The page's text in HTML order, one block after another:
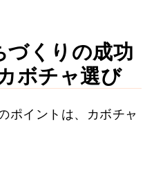
づくりの成功
ボチャ選び
ポイントは、カボチャ